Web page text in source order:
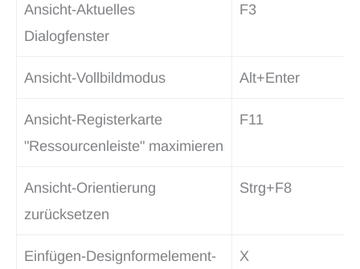
Ansicht-Aktuelles
Dialogfenster
F3
Ansicht-Vollbildmodus Alt+Enter
Ansicht-Registerkarte
"Ressourcenleiste" maximieren
F11
Ansicht-Orientierung
zurücksetzen
Strg+F8
Einfügen-Designformelement- X